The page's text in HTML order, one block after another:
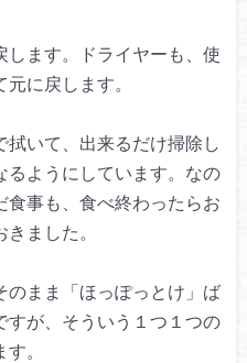
ます。
ドライヤーも、使
に戻します。
いて、 出来るだけ掃除し
るようにしています。 なの
事も、 食べ終わったらお
ました。
のまま「ほっぽっとけ」ば
すが、そういう１つ１つの
。